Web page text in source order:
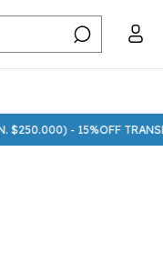
- 15%OFF TRANSF.